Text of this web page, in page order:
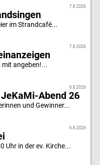
7.8.2026
im Strandcafé...
7.8.2026
angeben!...
6.8.2026
Abend 26
und Gewinner...
6.8.2026
Uhr in der ev. Kirche...